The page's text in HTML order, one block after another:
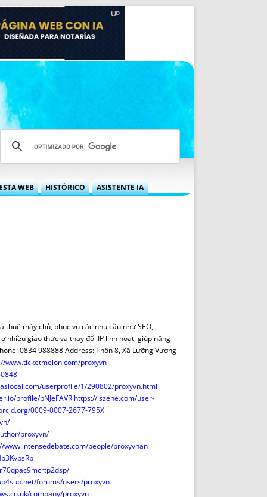
WEB
AVISO LEGAL
REPORTAR INCIDENCIA
LOGOTIPO
SONRISA
ENVÍA CORREO
CANALES DE VÍDEO
HISTÓRICO ASISTENTE IA
máy chủ, phục vụ các nhu cầu như SEO,
nhiều giao thức và thay đổi IP linh hoạt, giúp nâng
0834 988888 Address: Thôn 8, Xã Lưỡng Vượng
www.ticketmelon.com/proxyvn
userprofile/1/290802/proxyvn.html
profile/pNJeFAVR https://iszene.com/user-
0009-0007-2677-795X
proxyvn/
www.intensedebate.com/people/proxyvnan
forums/users/proxyvn
company/proxyvn